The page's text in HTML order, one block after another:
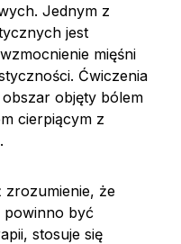
Jednym z
jest
mięśni
Ćwiczenia
objęty bólem
cierpiącym z
zrozumienie, że
powinno być
stosuje się